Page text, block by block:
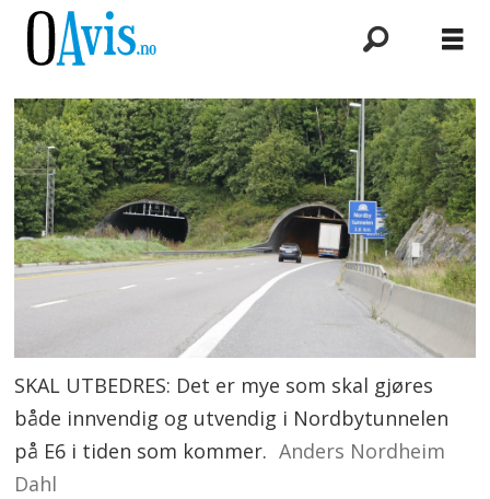
SKAL UTBEDRES: Det er mye som skal gjøres
både innvendig og utvendig i Nordbytunnelen
på E6 i tiden som kommer. Anders Nordheim
Dahl